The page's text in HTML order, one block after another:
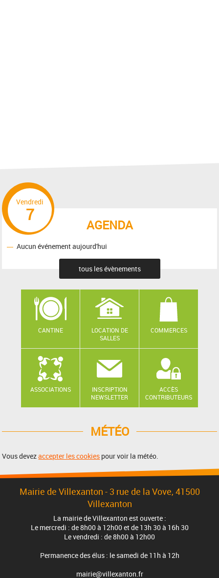
AGENDA
Vendredi
7
Aucun événement aujourd'hui
tous les évènements
CANTINE
LOCATION DE
SALLES
COMMERCES
ASSOCIATIONS
INSCRIPTION
NEWSLETTER
ACCÈS
CONTRIBUTEURS
MÉTÉO
Vous devezaccepter les cookies pour voir la météo.
Mairie de Villexanton - 3 rue de la Vove, 41500
Villexanton
La mairie de Villexanton est ouverte :
Le mercredi : de 8h00 à 12h00 et de 13h 30 à 16h 30
Le vendredi : de 8h00 à 12h00
Permanence des élus : le samedi de 11h à 12h
mairie@villexanton.fr